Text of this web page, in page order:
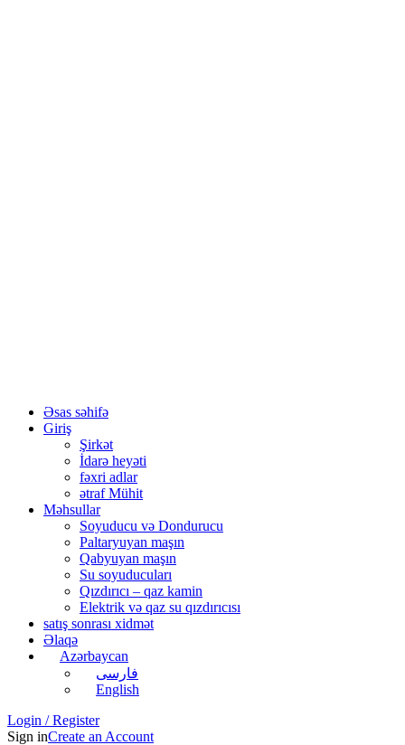
Əsas səhifə
Giriş
Şirkət
İdarə heyəti
fəxri adlar
ətraf Mühit
Məhsullar
Soyuducu və Dondurucu
Paltaryuyan maşın
Qabyuyan maşın
Su soyuducuları
Qızdırıcı – qaz kamin
Elektrik və qaz su qızdırıcısı
satış sonrası xidmət
Əlaqə
Azərbaycan
فارسی
English
Login / Register
Sign inCreate an Account